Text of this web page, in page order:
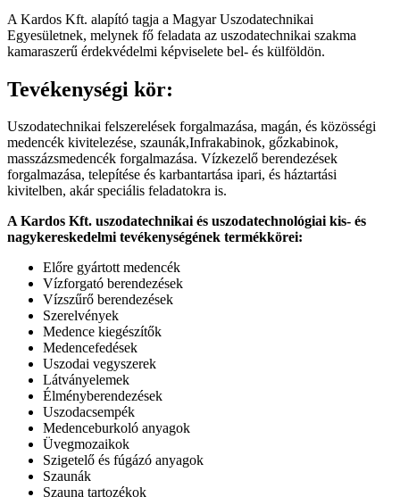
A Kardos Kft. alapító tagja a Magyar Uszodatechnikai
Egyesületnek, melynek fő feladata az uszodatechnikai szakma
kamaraszerű érdekvédelmi képviselete bel- és külföldön.
Tevékenységi kör:
Uszodatechnikai felszerelések forgalmazása, magán, és közösségi
medencék kivitelezése, szaunák,Infrakabinok, gőzkabinok,
masszázsmedencék forgalmazása. Vízkezelő berendezések
forgalmazása, telepítése és karbantartása ipari, és háztartási
kivitelben, akár speciális feladatokra is.
A Kardos Kft. uszodatechnikai és uszodatechnológiai kis- és
nagykereskedelmi tevékenységének termékkörei:
Előre gyártott medencék
Vízforgató berendezések
Vízszűrő berendezések
Szerelvények
Medence kiegészítők
Medencefedések
Uszodai vegyszerek
Látványelemek
Élményberendezések
Uszodacsempék
Medenceburkoló anyagok
Üvegmozaikok
Szigetelő és fúgázó anyagok
Szaunák
Szauna tartozékok